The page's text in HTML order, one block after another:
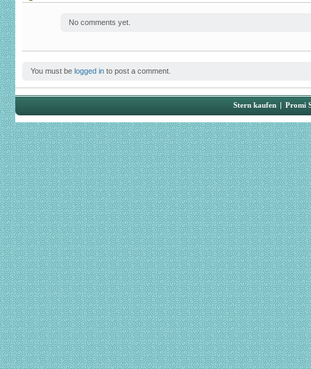
No comments yet.
You must be logged in to post a comment.
Stern kaufen | Promi